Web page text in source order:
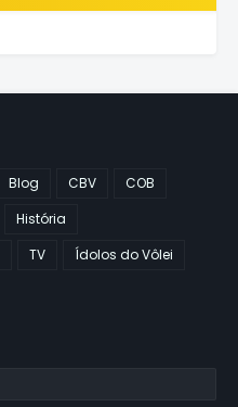
Blog CBV
COB
História
TV Ídolos do Vôlei